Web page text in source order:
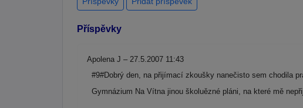
Příspěvky
Apolena J – 27.5.2007 11:43
#9#Dobrý den, na přijímací zkoušky nanečisto sem chodila
Gymnázium Na Vítna jinou školuězné pláni, na které mě